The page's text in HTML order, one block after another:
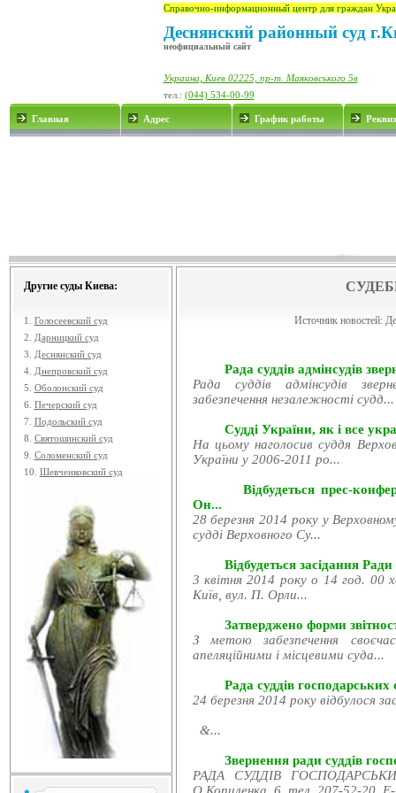
Справочно-информационный центр для граждан
Деснянский районный суд
неофициальный сайт
Украина, Киев 02225, пр-т. Маяковського 5в
тел.: (044) 534-00-99
Главная Адрес График работы
Другие суды Киева:
1. Голосеевский суд
2.
Дарницкий суд
3.
Деснянский суд
4. Днепровский суд
5. Оболонский суд
6. Печерский суд
7. Подольский суд
8. Святошинский суд
9. Соломенский суд
10. Шевченковский суд
Источник новостей:
Рада суддів адмінсудів
Рада суддів адмінсудів
забезпечення незалежності судд...
Судді України, як і все
На цьому наголосив суддя
України у 2006-2011 ро...
Відбудеться прес-
Он...
28 березня 2014 року у
судді Верховного Су...
Відбудеться засідання
3 квітня 2014 року о 14 год. 00
Київ, вул. П. Орли...
Затверджено форми
З метою забезпечення
апеляційними і місцевими суда...
Рада суддів господарських
24 березня 2014 року відбулося
&...
Звернення ради суддів
РАДА СУДДІВ